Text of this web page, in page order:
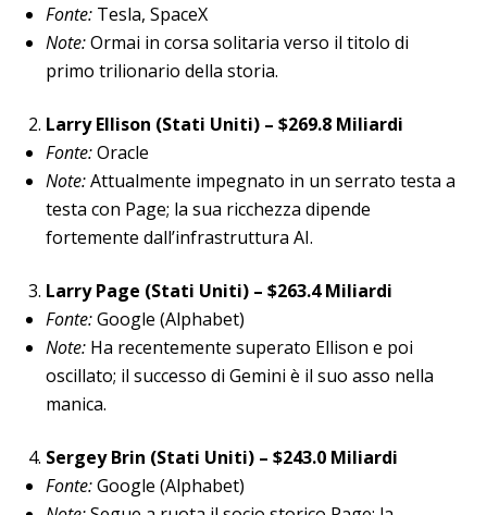
Fonte: Tesla, SpaceX
Note:Ormai in corsa solitaria verso il titolo di
primo trilionario della storia.
Larry Ellison (Stati Uniti) – $269.8 Miliardi
Fonte:Oracle
Note:Attualmente impegnato in un serrato testa a
testa con Page; la sua ricchezza dipende
fortemente dall’infrastruttura AI.
Larry Page (Stati Uniti) – $263.4 Miliardi
Fonte:Google (Alphabet)
Note: Ha recentemente superato Ellison e poi
oscillato; il successo di Gemini è il suo asso nella
manica.
Sergey Brin (Stati Uniti) – $243.0 Miliardi
Fonte:Google (Alphabet)